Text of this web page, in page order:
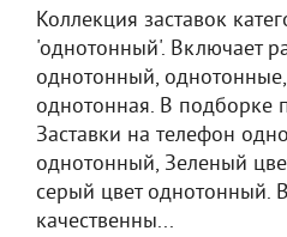
Коллекция заставок
'однотонный'. Включает
однотонный,
однотонная. В подборке
Заставки на телефон
однотонный, Зеленый
серый цвет однотонный.
качественны...